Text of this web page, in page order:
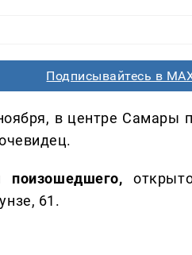
Подписывайтесь в
в центре Самары
поизошедшего,
61.